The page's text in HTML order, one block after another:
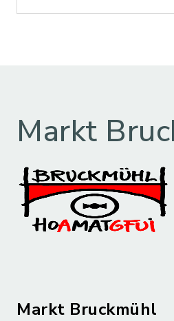
Markt
Markt Bruckmühl